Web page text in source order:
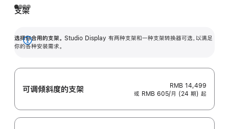
支架
选择你合用的支架。 Studio Display 有两种支架和一种支架转换器可选，以满足
你的各种安装需求。
展
可调倾斜度的支架
RMB 14,499
或 RMB 605/月 (24 期) 起